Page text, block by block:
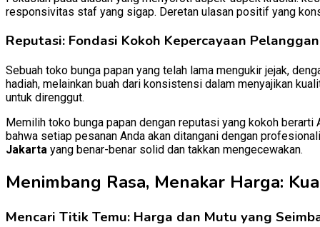
responsivitas staf yang sigap. Deretan ulasan positif yang
Reputasi: Fondasi Kokoh Kepercayaan Pelanggan
Sebuah toko bunga papan yang telah lama mengukir jejak,
hadiah, melainkan buah dari konsistensi dalam menyajikan
untuk direnggut.
Memilih toko bunga papan dengan reputasi yang kokoh
bahwa setiap pesanan Anda akan ditangani dengan
Jakarta yang benar-benar solid dan takkan mengecewakan.
Menimbang Rasa, Menakar Harga:
Mencari Titik Temu: Harga dan Mutu yang